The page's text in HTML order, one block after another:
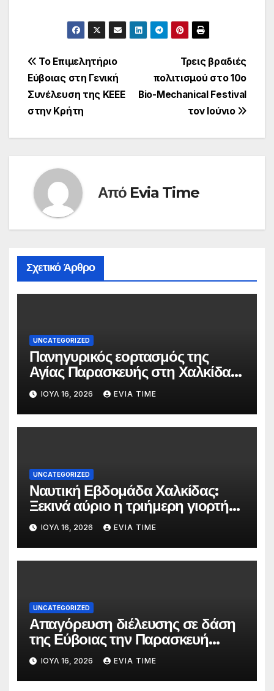
Πλοήγηση
άρθρων
Τρεις βραδιές
πολιτισμού στο 10ο
Bio-Mechanical Festival
τον Ιούνιο
Το Επιμελητήριο
Εύβοιας στη Γενική
Συνέλευση της ΚΕΕΕ
στην Κρήτη
Από Evia Time
Σχετικό Άρθρο
UNCATEGORIZED
Πανηγυρικός εορτασμός της
Αγίας Παρασκευής στη Χαλκίδα
τις 25 και 26 Ιουλίου
ΙΟΎΛ 16, 2026 EVIA TIME
UNCATEGORIZED
Ναυτική Εβδομάδα Χαλκίδας:
Ξεκινά αύριο η τριήμερη γιορτή
στο όνομα της Αγίας Παρασκευής
ΙΟΎΛ 16, 2026 EVIA TIME
UNCATEGORIZED
Απαγόρευση διέλευσης σε δάση
της Εύβοιας την Παρασκευή
λόγω πολύ υψηλού κινδύνου
πυρκαγιάς
ΙΟΎΛ 16, 2026 EVIA TIME